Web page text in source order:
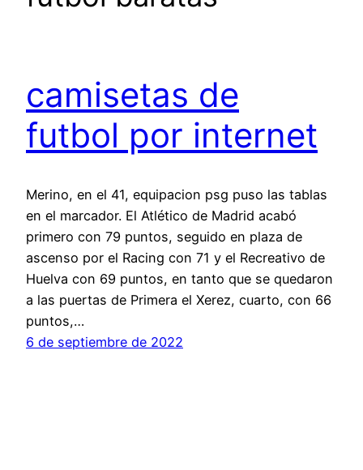
camisetas de
futbol por internet
Merino, en el 41, equipacion psg puso las tablas
en el marcador. El Atlético de Madrid acabó
primero con 79 puntos, seguido en plaza de
ascenso por el Racing con 71 y el Recreativo de
Huelva con 69 puntos, en tanto que se quedaron
a las puertas de Primera el Xerez, cuarto, con 66
puntos,…
6 de septiembre de 2022